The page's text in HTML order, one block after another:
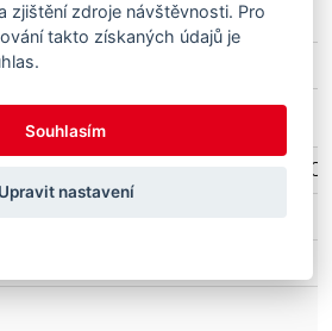
3702250 B57WZ4 160-
zjištění zdroje návštěvnosti. Pro
takto získaných údajů je
Souhlasím
Upravit nastavení